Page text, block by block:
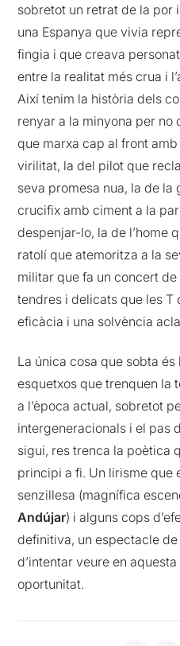
sobretot un retrat de la por
una Espanya que vivia
fingia i que creava
entre la realitat més crua i
Així tenim la història dels
renyar a la minyona per no
que marxa cap al front
virilitat, la del pilot que
seva promesa nua, la de la
crucifix amb ciment a la
despenjar-lo, la de l’home
ratolí que atemoritza a la
militar que fa un concert
tendres i delicats que les T
eficàcia i una solvència
La única cosa que sobta és
esquetxos que trenquen la
a l’època actual, sobretot
intergeneracionals i el pas
sigui, res trenca la poètica
principi a fi. Un lirisme que
senzillesa (magnífica
Andújar) i alguns cops
definitiva, un espectacle
d’intentar veure en
oportunitat.